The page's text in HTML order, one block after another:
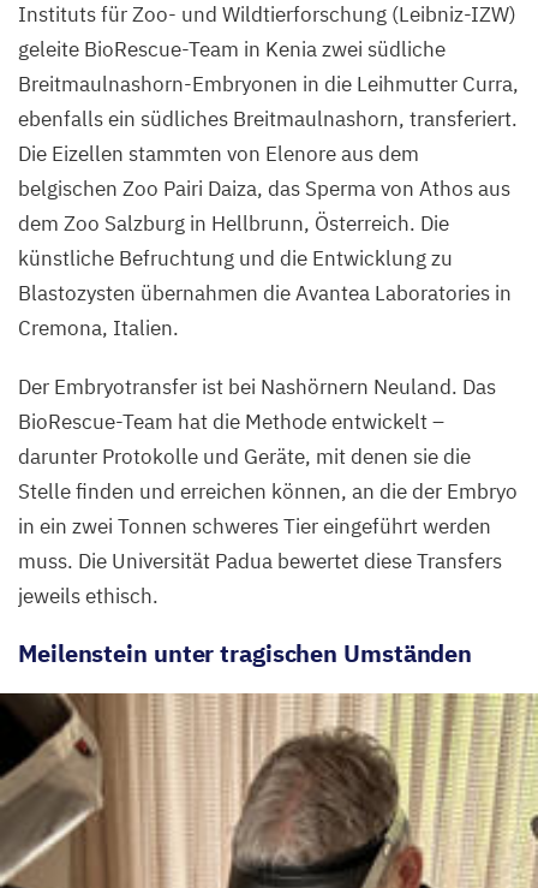
vom
Leibniz-
IZW
setzen
der
Leihmutter
Curra
zwei
südliche
Breitmaulnashorn-
ein.
Jan
Zwilling,
BioRescue
Instituts für Zoo- und Wildtierforschung (Leibniz-IZW)
geleite BioRescue-Team in Kenia zwei südliche
Breitmaulnashorn-Embryonen in die Leihmutter Curra,
ebenfalls ein südliches Breitmaulnashorn, transferiert.
Die Eizellen stammten von Elenore aus dem
belgischen Zoo Pairi Daiza, das Sperma von Athos aus
dem Zoo Salzburg in Hellbrunn, Österreich. Die
künstliche Befruchtung und die Entwicklung zu
Blastozysten übernahmen die Avantea Laboratories in
Cremona, Italien.
Der Embryotransfer ist bei Nashörnern Neuland. Das
BioRescue-Team hat die Methode entwickelt –
darunter Protokolle und Geräte, mit denen sie die
Stelle finden und erreichen können, an die der Embryo
in ein zwei Tonnen schweres Tier eingeführt werden
muss. Die Universität Padua bewertet diese Transfers
jeweils ethisch.
Meilenstein unter tragischen Umständen